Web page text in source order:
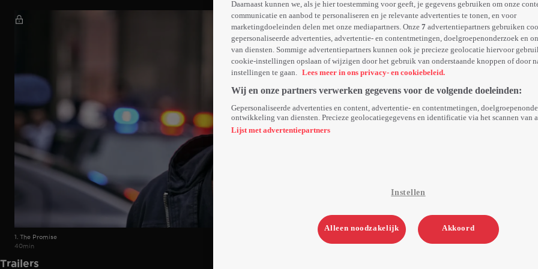
1. The Promise
40min
2. Peace Talks
Trailers
Daarnaast kunnen we, als je hier toestemming voor geeft, je gegevens gebruiken om onze
communicatie en aanbod te personaliseren en je relevante advertenties te tonen, en voor
marketingdoeleinden delen met onze mediapartners. Onze 7 advertentiepartners gebruiken
gepersonaliseerde advertenties, advertentie- en contentmetingen, doelgroepenonderzoek en
van diensten. Sommige advertentiepartners kunnen ook je precieze geolocatie hiervoor
cookie-instellingen opslaan of wijzigen door het gebruik van onderstaande knoppen of door
instellingen te gaan. Lees meer in ons privacy- en cookiebeleid.
Wij en onze partners verwerken gegevens voor de volgende doeleinden:
Gepersonaliseerde advertenties en content, advertentie- en contentmetingen,
ontwikkeling van diensten. Precieze geolocatiegegevens en identificatie via het scannen van
Lijst met advertentiepartners
Instellen
Alleen noodzakelijk Akkoord